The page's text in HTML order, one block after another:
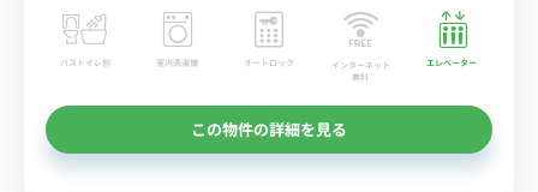
バストイレ別 室内洗濯機 オートロック
インターネット
無料
エレベーター
この物件の詳細を見る